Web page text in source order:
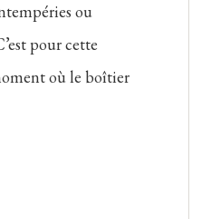
ou
pour cette
où le boîtier